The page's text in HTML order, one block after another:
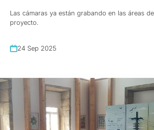
Las cámaras ya están grabando en las áreas
proyecto.
24 Sep 2025